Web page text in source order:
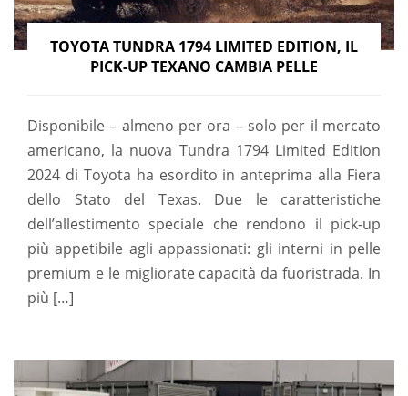
TOYOTA TUNDRA 1794 LIMITED EDITION, IL
PICK-UP TEXANO CAMBIA PELLE
Disponibile – almeno per ora – solo per il mercato
americano, la nuova Tundra 1794 Limited Edition
2024 di Toyota ha esordito in anteprima alla Fiera
dello Stato del Texas. Due le caratteristiche
dell’allestimento speciale che rendono il pick-up
più appetibile agli appassionati: gli interni in pelle
premium e le migliorate capacità da fuoristrada. In
più […]